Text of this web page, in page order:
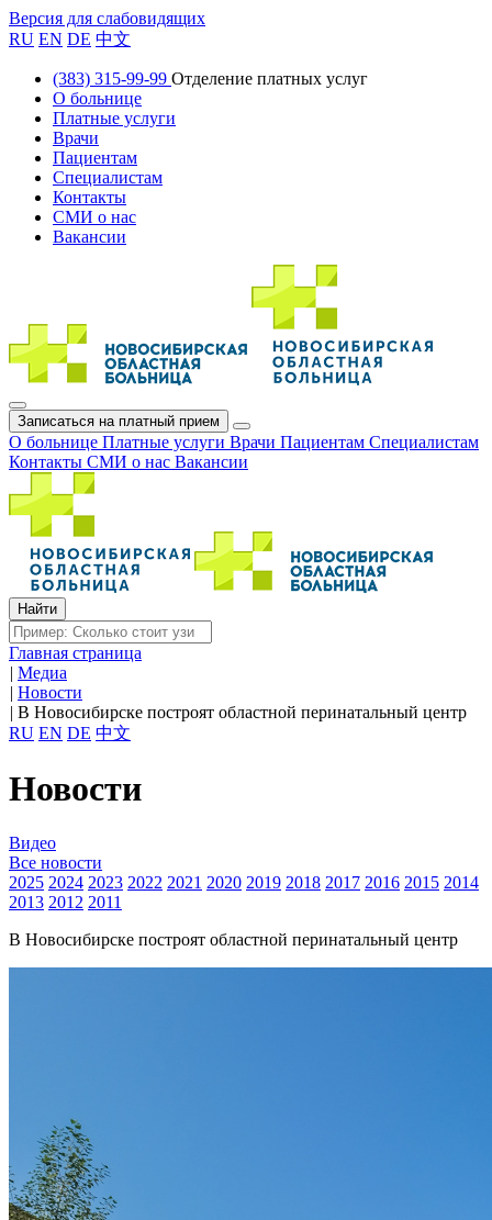
Версия для слабовидящих
RU EN DE 中文
(383) 315-99-99 Отделение платных услуг
О больнице
Платные услуги
Врачи
Пациентам
Специалистам
Контакты
СМИ о нас
Вакансии
Записаться на платный прием
О больнице Платные услуги Врачи Пациентам Специалистам
Контакты СМИ о нас Вакансии
Главная страница
| Медиа
| Новости
| В Новосибирске построят областной перинатальный центр
RU EN DE 中文
Новости
Видео
Все новости
2025 2024 2023 2022 2021 2020 2019 2018 2017 2016 2015 2014
2013 2012 2011
В Новосибирске построят областной перинатальный центр